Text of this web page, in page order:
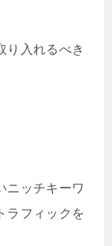
り入れるべき
ニッチキーワ
ラフィックを